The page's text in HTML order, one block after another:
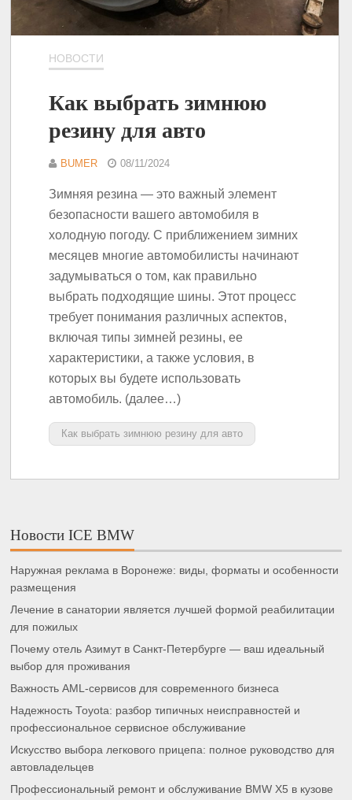
НОВОСТИ
Как выбрать зимнюю
резину для авто
BUMER 08/11/2024
Зимняя резина — это важный элемент
безопасности вашего автомобиля в
холодную погоду. С приближением зимних
месяцев многие автомобилисты начинают
задумываться о том, как правильно
выбрать подходящие шины. Этот процесс
требует понимания различных аспектов,
включая типы зимней резины, ее
характеристики, а также условия, в
которых вы будете использовать
автомобиль. (далее…)
Как выбрать зимнюю резину для авто
Новости ICE BMW
Наружная реклама в Воронеже: виды, форматы и особенности
размещения
Лечение в санатории является лучшей формой реабилитации
для пожилых
Почему отель Азимут в Санкт-Петербурге — ваш идеальный
выбор для проживания
Важность AML-сервисов для современного бизнеса
Надежность Toyota: разбор типичных неисправностей и
профессиональное сервисное обслуживание
Искусство выбора легкового прицепа: полное руководство для
автовладельцев
Профессиональный ремонт и обслуживание BMW X5 в кузове